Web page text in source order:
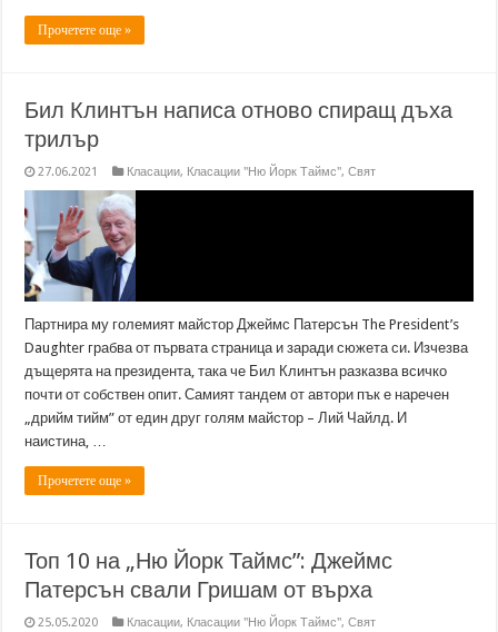
Прочетете още »
Бил Клинтън написа отново спиращ дъха
трилър
27.06.2021 Класации, Класации "Ню Йорк Таймс",Свят
Партнира му големият майстор Джеймс Патерсън The President’s
Daughter грабва от първата страница и заради сюжета си. Изчезва
дъщерята на президента, така че Бил Клинтън разказва всичко
почти от собствен опит. Самият тандем от автори пък е наречен
„дрийм тийм” от един друг голям майстор – Лий Чайлд. И
наистина, …
Прочетете още »
Топ 10 на „Ню Йорк Таймс”: Джеймс
Патерсън свали Гришам от върха
25.05.2020 Класации, Класации "Ню Йорк Таймс",Свят